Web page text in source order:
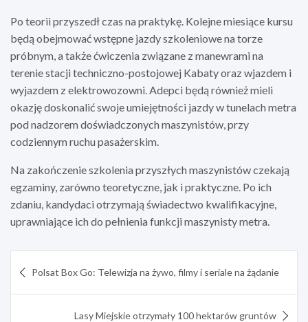
Po teorii przyszedł czas na praktykę. Kolejne miesiące kursu
będą obejmować wstępne jazdy szkoleniowe na torze
próbnym, a także ćwiczenia związane z manewrami na
terenie stacji techniczno-postojowej Kabaty oraz wjazdem i
wyjazdem z elektrowozowni. Adepci będą również mieli
okazję doskonalić swoje umiejętności jazdy w tunelach metra
pod nadzorem doświadczonych maszynistów, przy
codziennym ruchu pasażerskim.
Na zakończenie szkolenia przyszłych maszynistów czekają
egzaminy, zarówno teoretyczne, jak i praktyczne. Po ich
zdaniu, kandydaci otrzymają świadectwo kwalifikacyjne,
uprawniające ich do pełnienia funkcji maszynisty metra.
wpisu
Polsat Box Go: Telewizja na żywo, filmy i seriale na żądanie
Lasy Miejskie otrzymały 100 hektarów gruntów